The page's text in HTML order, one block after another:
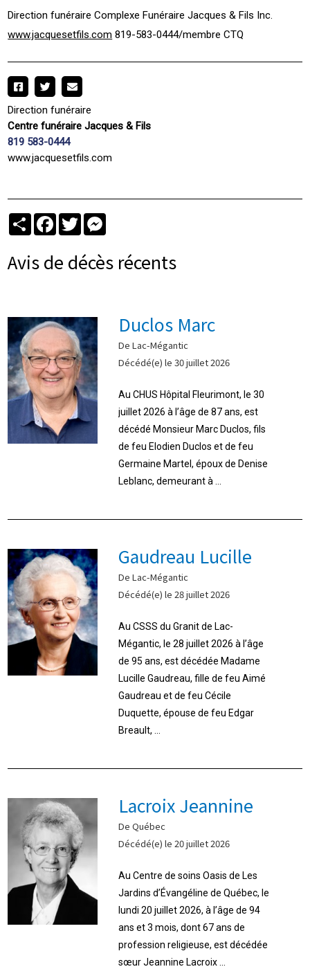
Direction funéraire Complexe Funéraire Jacques & Fils Inc.
www.jacquesetfils.com 819-583-0444/membre CTQ
Direction funéraire
Centre funéraire Jacques & Fils
819 583-0444
www.jacquesetfils.com
PartagerFacebook
Twitter
Avis de décès récents
Duclos Marc
De Lac-Mégantic
Décédé(e) le 30 juillet 2026
Au CHUS Hôpital Fleurimont, le 30
juillet 2026 à l’âge de 87 ans, est
décédé Monsieur Marc Duclos, fils
de feu Elodien Duclos et de feu
Germaine Martel, époux de Denise
Leblanc, demeurant à ...
Gaudreau Lucille
De Lac-Mégantic
Décédé(e) le 28 juillet 2026
Au CSSS du Granit de Lac-
Mégantic, le 28 juillet 2026 à l’âge
de 95 ans, est décédée Madame
Lucille Gaudreau, fille de feu Aimé
Gaudreau et de feu Cécile
Duquette, épouse de feu Edgar
Breault, ...
Lacroix Jeannine
De Québec
Décédé(e) le 20 juillet 2026
Au Centre de soins Oasis de Les
Jardins d’Évangéline de Québec, le
lundi 20 juillet 2026, à l’âge de 94
ans et 3 mois, dont 67 ans de
profession religieuse, est décédée
sœur Jeannine Lacroix ...